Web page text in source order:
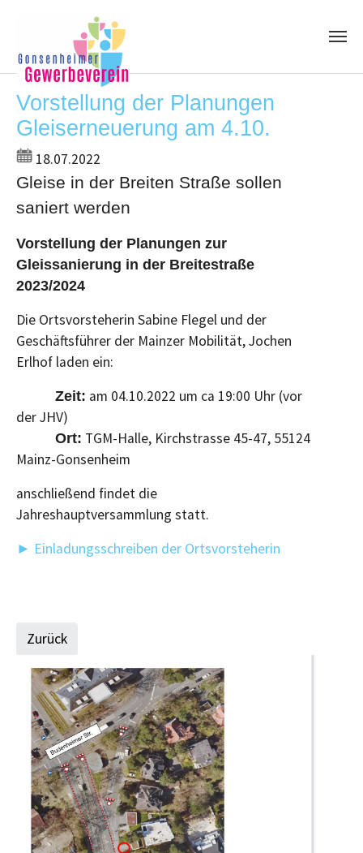
Skip to main content
Vorstellung der Planungen
Gleiserneuerung am 4.10.
18.07.2022
Gleise in der Breiten Straße sollen
saniert werden
Vorstellung der Planungen zur
Gleissanierung in der Breitestraße
2023/2024
Die Ortsvorsteherin Sabine Flegel und der
Geschäftsführer der Mainzer Mobilität, Jochen
Erlhof laden ein:
Zeit: am 04.10.2022 um ca 19:00 Uhr (vor
der JHV)
Ort: TGM-Halle, Kirchstrasse 45-47, 55124
Mainz-Gonsenheim
anschließend findet die
Jahreshauptversammlung statt.
► Einladungsschreiben der Ortsvorsteherin
Zurück